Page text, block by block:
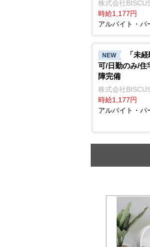
株式会社
時給1,177円
アルバイト・パ
NEW
「未
可/日勤のみ/住
障完備
株式会社
時給1,177円
アルバイト・パ